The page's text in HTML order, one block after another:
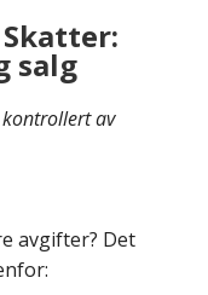
salg
av
avgifter? Det